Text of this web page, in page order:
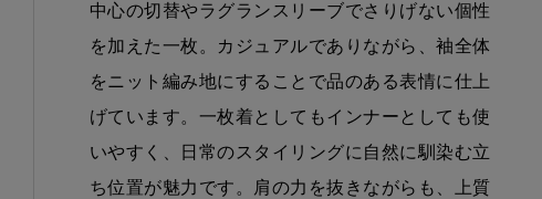
中心の切替やラグランスリーブでさりげない個性
を加えた一枚。カジュアルでありながら、袖全体
をニット編み地にすることで品のある表情に仕上
げています。一枚着としてもインナーとしても使
いやすく、日常のスタイリングに自然に馴染む立
ち位置が魅力です。肩の力を抜きながらも、上質